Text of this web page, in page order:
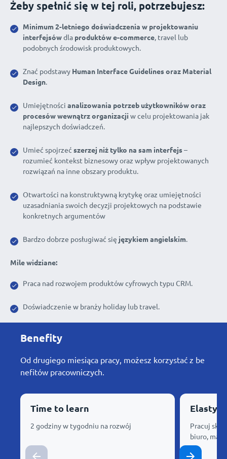
Żeby spełnić się w tej roli, potrzebujesz:
Minimum 2-letniego doświadczenia w projektowaniu
interfejsówdla produktów e-commerce, travel lub
podobnych środowisk produktowych.
Znać podstawy Human Interface Guidelines oraz Material
Design.
Umiejętności analizowania potrzeb użytkowników oraz
procesów wewnątrz organizacji w celu projektowania jak
najlepszych doświadczeń.
Umieć spojrzeć szerzej niż tylko na sam interfejs–
rozumieć kontekst biznesowy oraz wpływ projektowanych
rozwiązań na inne obszary produktu.
Otwartości na konstruktywną krytykę oraz umiejętności
uzasadniania swoich decyzji projektowych na podstawie
konkretnych argumentów
Bardzo dobrze posługiwać się językiem angielskim.
Mile widziane:
Praca nad rozwojem produktów cyfrowych typu CRM.
Doświadczenie w branży holiday lub travel.
Benefity
Od drugiego miesiąca pracy, możesz korzystać z be
nefitów pracowniczych.
Time to learn
2 godziny w tygodniu na rozwój
Pracuj
biuro,